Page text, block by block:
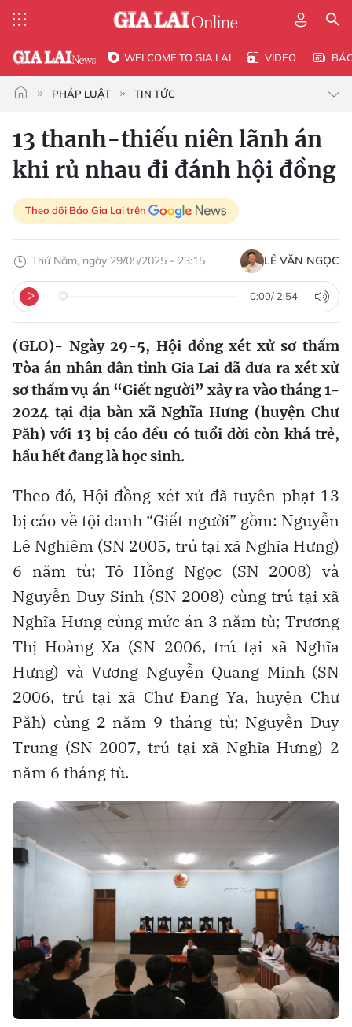
WELCOME TO GIA LAI VIDEO
PHÁP LUẬT TIN TỨC
13 thanh-thiếu niên lãnh án
khi rủ nhau đi đánh hội đồng
Theo dõi Báo Gia Lai trên
Thứ Năm, ngày 29/05/2025 - 23:15 LÊ VĂN NGỌC
0:00/ 2:54
(GLO)- Ngày 29-5, Hội đồng xét xử sơ thẩm
Tòa án nhân dân tỉnh Gia Lai đã đưa ra xét xử
sơ thẩm vụ án “Giết người” xảy ra vào tháng 1-
2024 tại địa bàn xã Nghĩa Hưng (huyện Chư
Păh) với 13 bị cáo đều có tuổi đời còn khá trẻ,
hầu hết đang là học sinh.
Theo đó, Hội đồng xét xử đã tuyên phạt 13
bị cáo về tội danh “Giết người” gồm: Nguyễn
Lê Nghiêm (SN 2005, trú tại xã Nghĩa Hưng)
6 năm tù; Tô Hồng Ngọc (SN 2008) và
Nguyễn Duy Sinh (SN 2008) cùng trú tại xã
Nghĩa Hưng cùng mức án 3 năm tù; Trương
Thị Hoàng Xa (SN 2006, trú tại xã Nghĩa
Hưng) và Vương Nguyễn Quang Minh (SN
2006, trú tại xã Chư Đang Ya, huyện Chư
Păh) cùng 2 năm 9 tháng tù; Nguyễn Duy
Trung (SN 2007, trú tại xã Nghĩa Hưng) 2
năm 6 tháng tù.